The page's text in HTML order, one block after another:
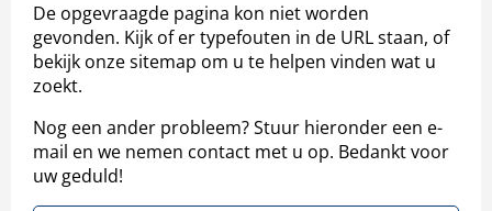
De opgevraagde pagina kon niet worden
gevonden. Kijk of er typefouten in de URL staan, of
bekijk onze sitemap om u te helpen vinden wat u
zoekt.
Nog een ander probleem? Stuur hieronder een e-
mail en we nemen contact met u op. Bedankt voor
uw geduld!